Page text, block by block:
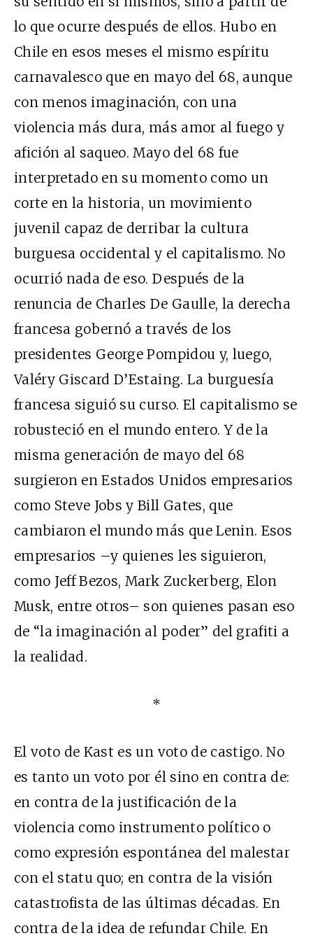
lo que ocurre después de ellos. Hubo en
Chile en esos meses el mismo espíritu
carnavalesco que en mayo del 68, aunque
con menos imaginación, con una
violencia más dura, más amor al fuego y
afición al saqueo. Mayo del 68 fue
interpretado en su momento como un
corte en la historia, un movimiento
juvenil capaz de derribar la cultura
burguesa occidental y el capitalismo. No
ocurrió nada de eso. Después de la
renuncia de Charles De Gaulle, la derecha
francesa gobernó a través de los
presidentes George Pompidou y, luego,
Valéry Giscard D’Estaing. La burguesía
francesa siguió su curso. El capitalismo se
robusteció en el mundo entero. Y de la
misma generación de mayo del 68
surgieron en Estados Unidos empresarios
como Steve Jobs y Bill Gates, que
cambiaron el mundo más que Lenin. Esos
empresarios –y quienes les siguieron,
como Jeff Bezos, Mark Zuckerberg, Elon
Musk, entre otros– son quienes pasan eso
de “la imaginación al poder” del grafiti a
la realidad.
*
El voto de Kast es un voto de castigo. No
es tanto un voto por él sino en contra de:
en contra de la justificación de la
violencia como instrumento político o
como expresión espontánea del malestar
con el statu quo; en contra de la visión
catastrofista de las últimas décadas. En
contra de la idea de refundar Chile. En